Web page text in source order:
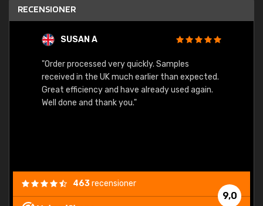
RECENSIONER
SUSAN A
"Order processed very quickly. Samples
received in the UK much earlier than expected.
Great efficiency and have already used again.
Well done and thank you."
9,0
463recensioner